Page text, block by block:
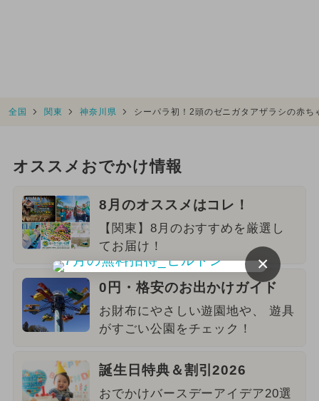
全国 関東 神奈川県 シーパラ初！2頭のゼニガタアザラシの赤
オススメおでかけ情報
8月のオススメはコレ！
【関東】8月のおすすめを厳選し
てお届け！
0円・格安のお出かけガイド
お財布にやさしい遊園地や、 遊具
がすごい公園をチェック！
誕生日特典＆割引2026
おでかけバースデーアイデア20選
×